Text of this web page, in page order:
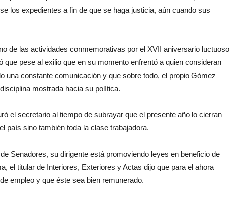
los expedientes a fin de que se haga justicia, aún cuando sus
de las actividades conmemorativas por el XVII aniversario luctuoso
pese al exilio que en su momento enfrentó a quien consideran
una constante comunicación y que sobre todo, el propio Gómez
mostrada hacia su política.
el secretario al tiempo de subrayar que el presente año lo cierran
país sino también toda la clase trabajadora.
Senadores, su dirigente está promoviendo leyes en beneficio de
el titular de Interiores, Exteriores y Actas dijo que para el ahora
empleo y que éste sea bien remunerado.